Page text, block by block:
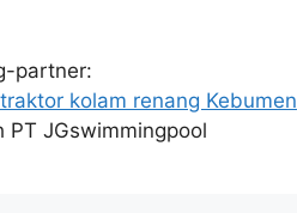
partner:
kolam renang Kebumen
PT JGswimmingpool